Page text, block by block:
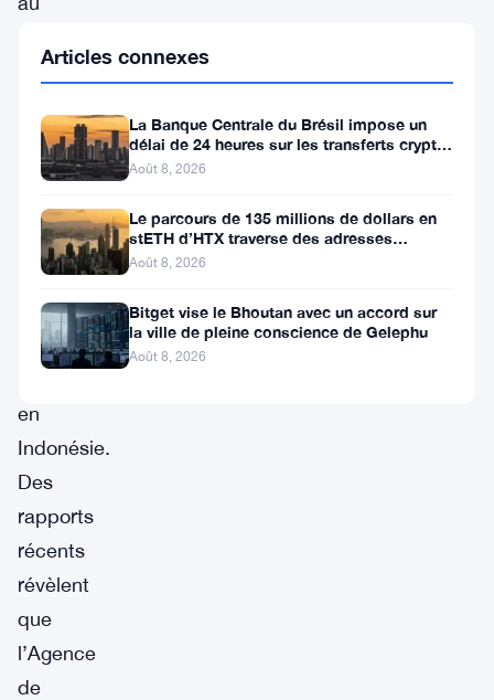
actuel
double
imposition.
Comprendre
paysage
fiscal
des
en
Indonésie.
Des
rapports
récents
révèlent
que
l’Agence
de
Articles connexes
La Banque Centrale du Brésil impose un
délai de 24 heures sur les transferts crypto
de plus de 10 000 $
Août 8, 2026
Le parcours de 135 millions de dollars en
stETH d’HTX traverse des adresses
Poloniex
Août 8, 2026
Bitget vise le Bhoutan avec un accord sur
la ville de pleine conscience de Gelephu
Août 8, 2026